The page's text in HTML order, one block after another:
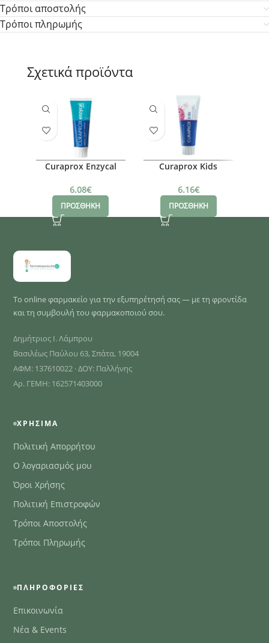
Τρόποι αποστολής
Τρόποι πληρωμής
Σχετικά προϊόντα
Curaprox Enzycal
6.08€
ΠΡΟΣΘΗΚΗ
Curaprox Kids
Καρπούζι, 1450ppm,
60ml
6.16€
ΠΡΟΣΘΗΚΗ
Το online φαρμακείο για την εξυπηρέτησή σας — με τη φροντίδα
και τη συμβουλή του φαρμακοποιού σου.
Δημήτριος Ι. Λάμπρου
Βασιλέως Παύλου 63, Σπάτα, 19004
ΑΦΜ: 137610022 · ΔΟΥ: Παλλήνης
Αρ. ΓΕΜΗ: 162571403000
ΧΡΉΣΙΜΑ
Πολιτική Απορρήτου
Ο λογαριασμός μου
Όροι Χρήσης
Πολιτική Επιστροφών
Τρόποι Αποστολής
Τρόποι Πληρωμής
ΠΛΗΡΟΦΟΡΊΕΣ
Επικοινωνία
Νέα & Events